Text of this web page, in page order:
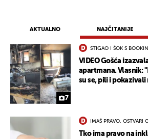
AKTUALNO NAJČITANIJE
7
STIGAO I ŠOK S
VIDEO Gošća
apartmana. Vlasnik:
su se, pili i
IMAŠ PRAVO, OSTVARI
Tko ima pravo na